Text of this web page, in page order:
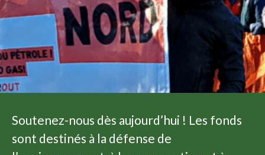
Soutenez-nous dès aujourd’hui ! Les fonds
sont destinés à la défense de